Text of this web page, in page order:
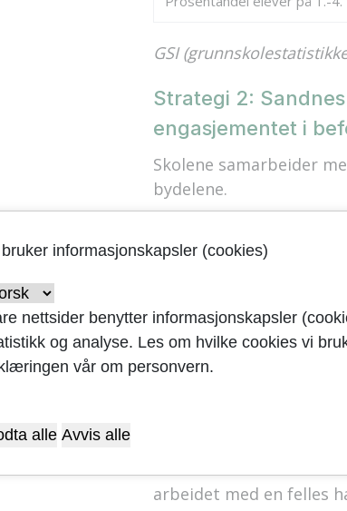
GSI
Strategi 2:
engasjementet i
Skolene samarbeider
bydelene.
Strategi 3:
Skolene har etablerte
arbeidsutvalg.
Mål 2: Sandnes
Strategi 1:
Det skal være attraktivt
arbeidet med en felles
informasjonskapsler (cookies)
nettsider benytter informasjonskapsler
og analyse. Les om hvilke cookies vi
vår om personvern.
alle Avvis alle